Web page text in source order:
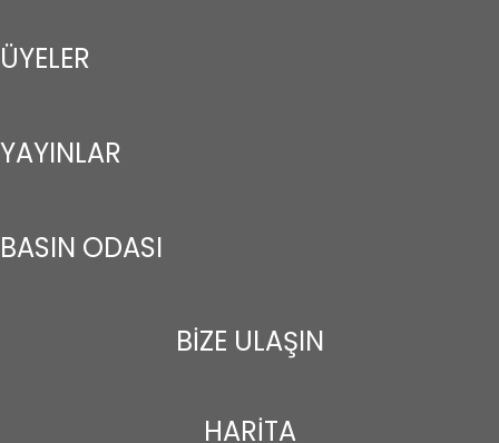
ÜYELER
YAYINLAR
BASIN ODASI
BİZE ULAŞIN
HARİTA